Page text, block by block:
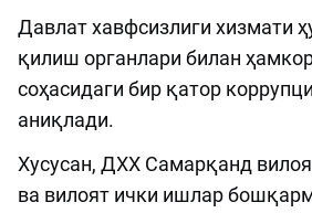
Давлат хавфсизлиги хизмати
қилиш органлари билан
соҳасидаги бир қатор
аниқлади.
Хусусан, ДХХ Самарқанд
ва вилоят ички ишлар